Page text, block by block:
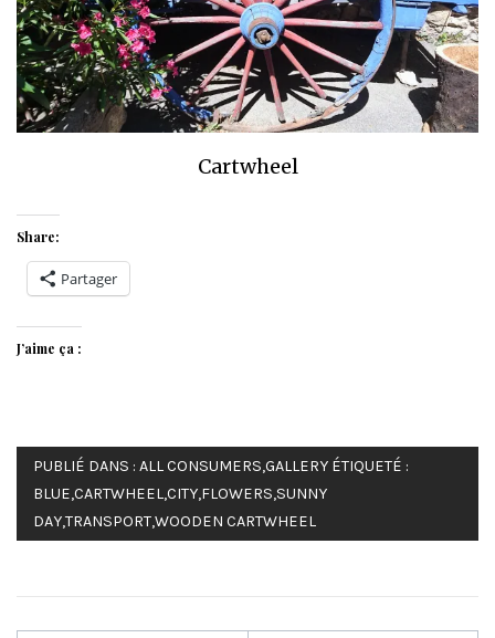
Cartwheel
Share:
Partager
J’aime ça :
PUBLIÉ DANS : ALL CONSUMERS,GALLERY ÉTIQUETÉ :
BLUE,CARTWHEEL,CITY,FLOWERS,SUNNY
DAY,TRANSPORT,WOODEN CARTWHEEL